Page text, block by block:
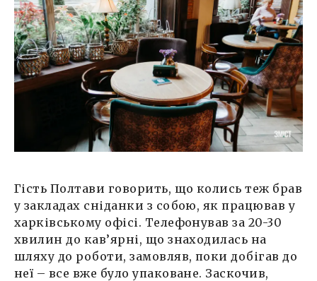
Гість Полтави говорить, що колись теж брав
у закладах сніданки з собою, як працював у
харківському офісі. Телефонував за 20-30
хвилин до кав’ярні, що знаходилась на
шляху до роботи, замовляв, поки добігав до
неї – все вже було упаковане. Заскочив,